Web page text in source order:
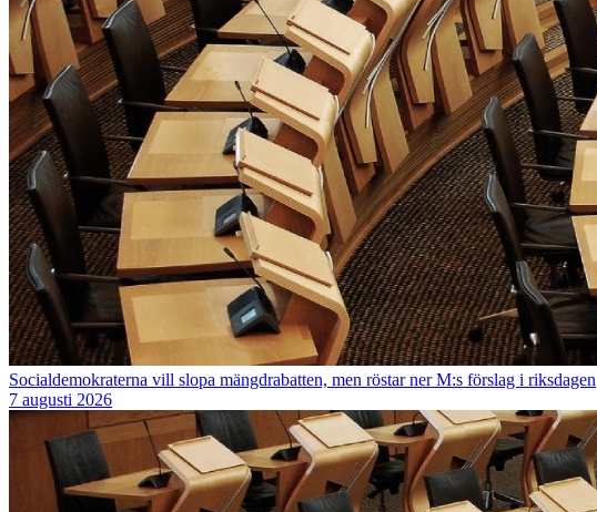
Socialdemokraterna vill slopa mängdrabatten, men röstar ner M:s förslag i riksdagen
7 augusti 2026